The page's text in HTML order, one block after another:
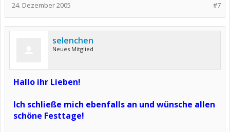
#7
24. Dezember 2005
selenchen
Neues Mitglied
Hallo ihr Lieben!
Ich schließe mich ebenfalls an und wünsche allen
schöne Festtage!